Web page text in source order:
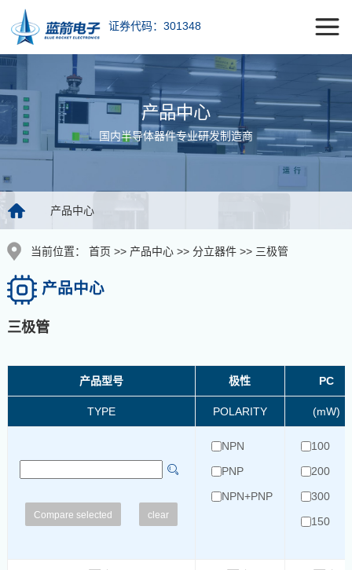
证券代码：301348
产品中心
国内半导体器件专业研发制造商
产品中心
当前位置： 首页 >> 产品中心>> 分立器件>> 三极管
产品中心
三极管
产品型号 极性 PC
TYPE POLARITY (mW)
clear
NPN
PNP
NPN+PNP
100
200
300
150